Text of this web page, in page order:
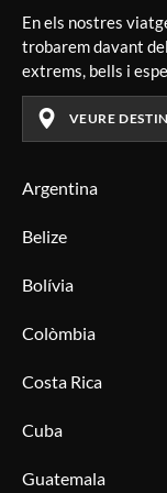
En els nostres
trobarem davant
extrems, bells i
VEURE
Argentina
Belize
Bolívia
Colòmbia
Costa Rica
Cuba
Guatemala